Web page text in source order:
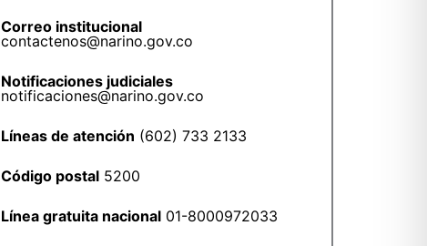
Correo institucional
contactenos@narino.gov.co
Notificaciones judiciales
notificaciones@narino.gov.co
Líneas de atención (602) 733 2133
Código postal 5200
Línea gratuita nacional 01-8000972033